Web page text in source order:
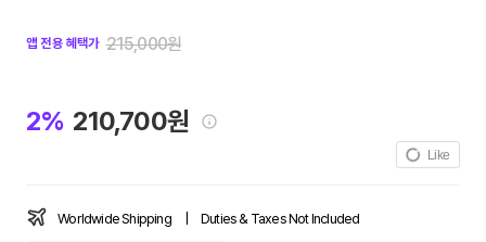
앱 전용 혜택가 215,000원
2% 210,700원
Like
Worldwide Shipping Duties & Taxes Not Included